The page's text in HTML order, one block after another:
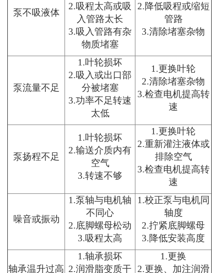
泵不吸液体
2.吸程太高或吸
入管路太长
3.吸入管路有杂
物质堵塞
2.降低吸程或缩短
管路
3.清除堵塞杂物
泵流量不足
1.叶轮损坏
2.吸入或出口部
分被堵塞
3.功率不足转速
太低
1.更换叶轮
2.清除堵塞杂物
3.检查电机提高转
速
泵扬程不足
1.叶轮损坏
2.输送介质内有
空气
3.转速不够
1.更换叶轮
2.重新灌注液体或
排除空气
3.检查电机提高转
速
噪音或振动
1.泵轴与电机轴
不同心
2.底脚螺母松动
3.吸程太高
1.校正泵与电机同
轴度
2.拧紧底脚螺母
3.降低安装高度
轴承温升过高
1.轴承损坏
2.润滑脂变质干
1.更换
2.更换、加注润滑